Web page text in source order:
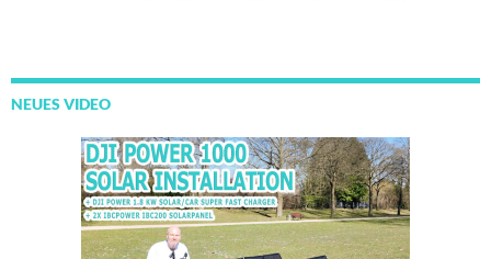
NEUES VIDEO